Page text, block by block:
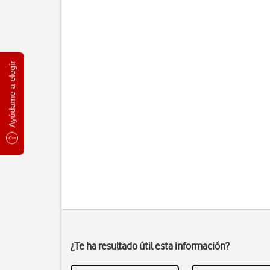
Ayúdame a elegir
¿Te ha resultado útil esta información?